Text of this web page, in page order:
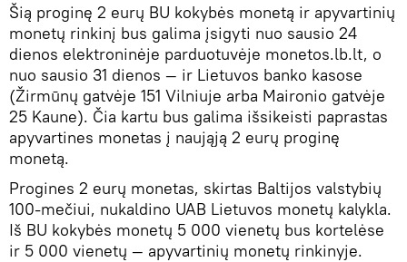
Šią proginę 2 eurų BU kokybės monetą ir apyvartinių
monetų rinkinį bus galima įsigyti nuo sausio 24
dienos elektroninėje parduotuvėje monetos.lb.lt, o
nuo sausio 31 dienos — ir Lietuvos banko kasose
(Žirmūnų gatvėje 151 Vilniuje arba Maironio gatvėje
25 Kaune). Čia kartu bus galima išsikeisti paprastas
apyvartines monetas į naująją 2 eurų proginę
monetą.
Progines 2 eurų monetas, skirtas Baltijos valstybių
100-mečiui, nukaldino UAB Lietuvos monetų kalykla.
Iš BU kokybės monetų 5 000 vienetų bus kortelėse
ir 5 000 vienetų — apyvartinių monetų rinkinyje.